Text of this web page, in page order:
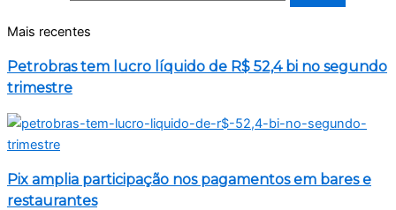
Mais recentes
Petrobras tem lucro líquido de R$ 52,4 bi no segundo
trimestre
Pix amplia participação nos pagamentos em bares e
restaurantes